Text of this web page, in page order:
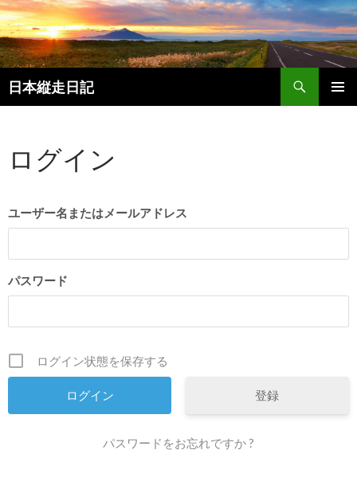
日本縦走日記
索
ン
ツ
キ
ログイン
ユーザー名またはメールアドレス
パスワード
ログイン状態を保存する
登録
パスワードをお忘れですか ?